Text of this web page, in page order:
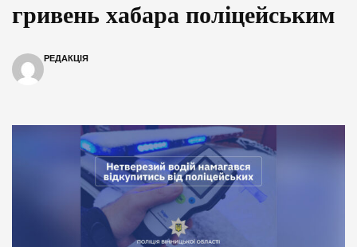
гривень хабара поліцейським
РЕДАКЦІЯ